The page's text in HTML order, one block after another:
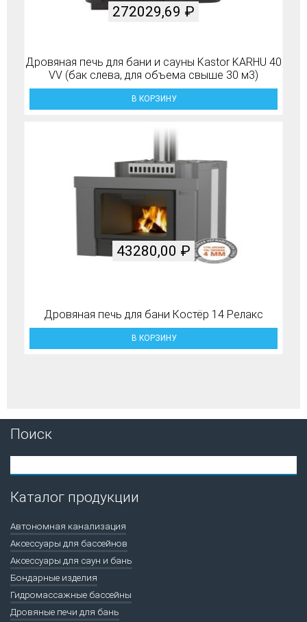
Дровяная печь для бани и сауны Kastor KARHU 40
VV (бак слева, для объема свыше 30 м3)
272029,69 ₽
В КОРЗИНУ
Дровяная печь для бани Костёр 14 Релакс
43280,00 ₽
В КОРЗИНУ
Поиск
Каталог продукции
Автономная канализация
Аксессуары для бассейнов
Аксессуары для саун и бань
Бондарные изделия
Гидромассажные бассейны
Дровяные печи для бань